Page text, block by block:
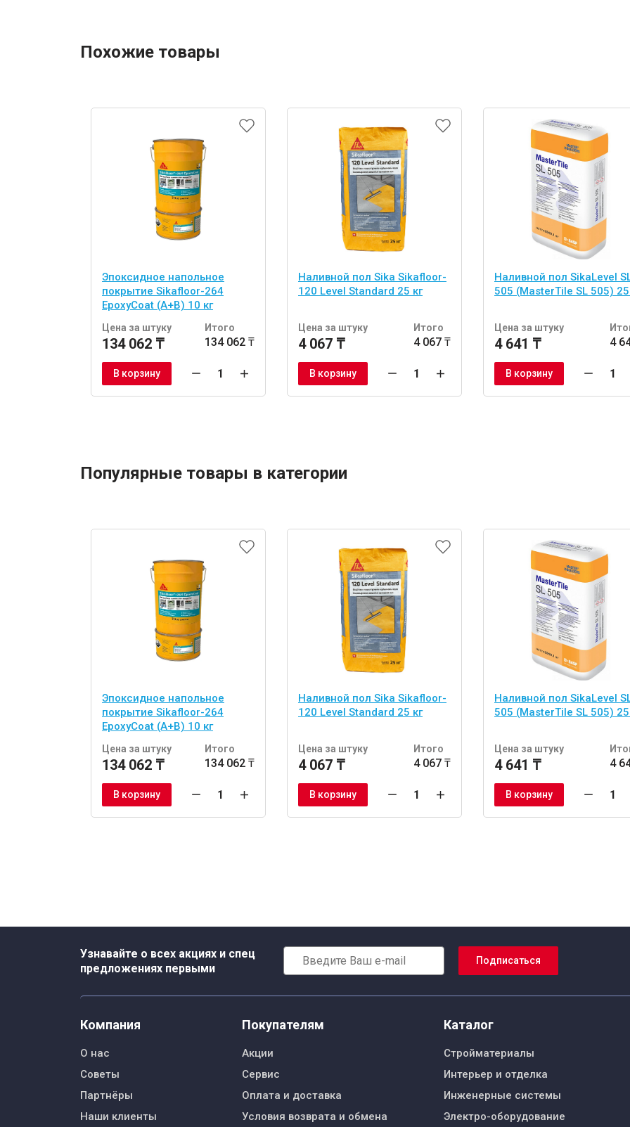
Похожие товары
Эпоксидное напольное
покрытие Sikafloor-264
EpoxyCoat (A+B) 10 кг
Цена за штуку
134 062 ₸
Итого
134 062 ₸
В корзину
Наливной пол Sika Sikafloor-
120 Level Standard 25 кг
Цена за штуку
4 067 ₸
Итого
4 067 ₸
В корзину
Наливной пол SikaLevel
505 (MasterTile SL 505) 25
Цена за штуку
4 641 ₸ 4
В корзину
Популярные товары в категории
Эпоксидное напольное
покрытие Sikafloor-264
EpoxyCoat (A+B) 10 кг
Цена за штуку
134 062 ₸
Итого
134 062 ₸
В корзину
Наливной пол Sika Sikafloor-
120 Level Standard 25 кг
Цена за штуку
4 067 ₸
Итого
4 067 ₸
В корзину
Наливной пол SikaLevel
505 (MasterTile SL 505) 25
Цена за штуку
4 641 ₸ 4
В корзину
Узнавайте о всех акциях и спец
предложениях первыми
Подписаться
Компания
О нас
Советы
Партнёры
Наши клиенты
Покупателям
Акции
Сервис
Оплата и доставка
Условия возврата и обмена
Каталог
Стройматериалы
Интерьер и отделка
Инженерные системы
Электро-оборудование